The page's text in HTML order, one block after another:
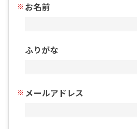
お名前
ふりがな
メールアドレス